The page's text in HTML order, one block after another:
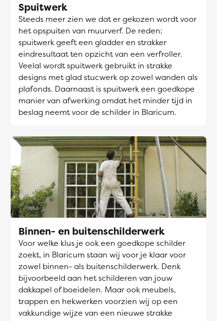
Spuitwerk
Steeds meer zien we dat er gekozen wordt voor
het opspuiten van muurverf. De reden;
spuitwerk geeft een gladder en strakker
eindresultaat ten opzicht van een verfroller.
Veelal wordt spuitwerk gebruikt in strakke
designs met glad stucwerk op zowel wanden als
plafonds. Daarnaast is spuitwerk een goedkope
manier van afwerking omdat het minder tijd in
beslag neemt voor de schilder in Blaricum.
Binnen- en buitenschilderwerk
Voor welke klus je ook een goedkope schilder
zoekt, in Blaricum staan wij voor je klaar voor
zowel binnen- als buitenschilderwerk. Denk
bijvoorbeeld aan het schilderen van jouw
dakkapel of boeidelen. Maar ook meubels,
trappen en hekwerken voorzien wij op een
vakkundige wijze van een nieuwe strakke